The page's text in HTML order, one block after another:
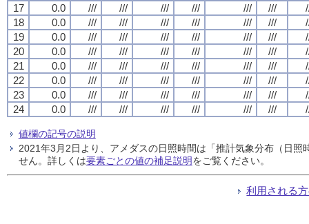
17
0.0 /// /// /// /// /// ///
18
0.0 /// /// /// /// /// ///
19
0.0 /// /// /// /// /// ///
20
0.0 /// /// /// /// /// ///
21
0.0 /// /// /// /// /// ///
22
0.0 /// /// /// /// /// ///
23
0.0 /// /// /// /// /// ///
24
0.0 /// /// /// /// /// ///
値欄の記号の説明
2021年3月2日より、アメダスの日照時間は「推計気象分布（日
せん。詳しくは要素ごとの値の補足説明をご覧ください。
利用される